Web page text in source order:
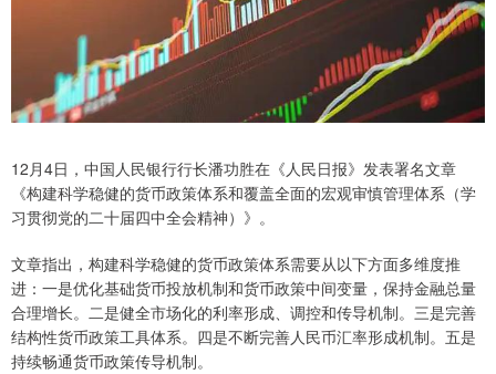
12月4日，中国人民银行行长潘功胜在《人民日报》发表署名文章
《构建科学稳健的货币政策体系和覆盖全面的宏观审慎管理体系（学
习贯彻党的二十届四中全会精神）》。
文章指出，构建科学稳健的货币政策体系需要从以下方面多维度推
进：一是优化基础货币投放机制和货币政策中间变量，保持金融总量
合理增长。二是健全市场化的利率形成、调控和传导机制。三是完善
结构性货币政策工具体系。四是不断完善人民币汇率形成机制。五是
持续畅通货币政策传导机制。